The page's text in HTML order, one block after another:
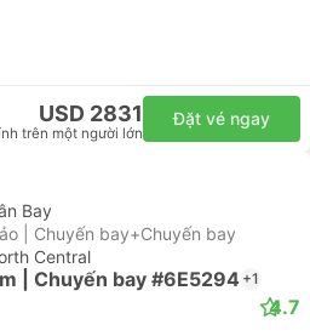
USD 2831
trên một người lớn
Đặt vé ngay
Bay
| Chuyến bay+Chuyến bay
Central
| Chuyến bay #6E5294 +1
4.7